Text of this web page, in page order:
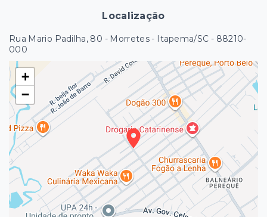
Localização
Rua Mario Padilha, 80 - Morretes - Itapema/SC - 88210-
000
+
−